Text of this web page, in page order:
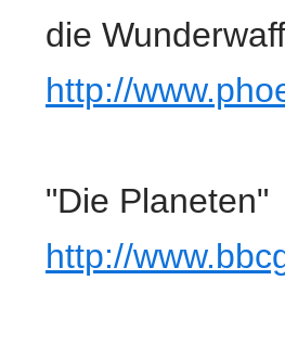
die
http://
"Die Planeten"
http://